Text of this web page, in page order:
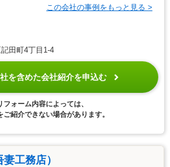
この会社の事例をもっと見る >
田町4丁目1-4
を含めた会社紹介を申込む
ォーム内容によっては、
ご紹介できない場合があります。
工務店）